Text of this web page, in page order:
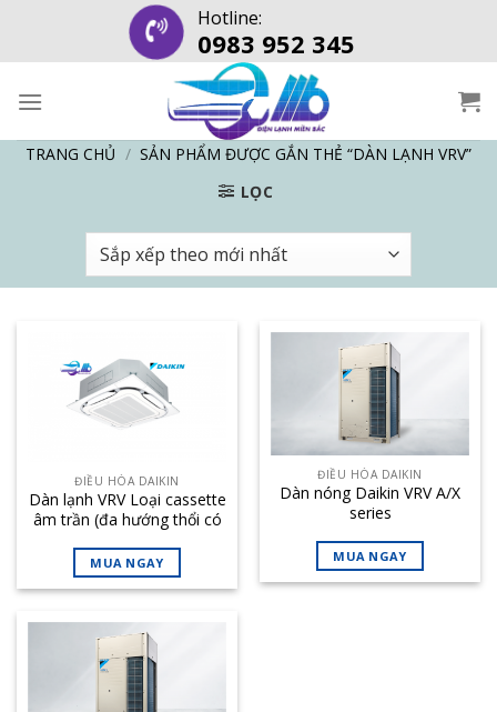
content
Hotline:
0983 952 345
TRANG CHỦ / SẢN PHẨM ĐƯỢC GẮN THẺ “DÀN LẠNH VRV”
LỌC
ĐIỀU HÒA DAIKIN
Dàn lạnh VRV Loại cassette
âm trần (đa hướng thổi có
MUA NGAY
ĐIỀU HÒA DAIKIN
Dàn nóng Daikin VRV A/X
series
MUA NGAY